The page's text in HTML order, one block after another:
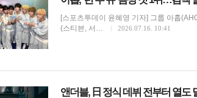
[스포츠투데이 윤혜영 기자] 그룹 아홉
(스티븐, 서…
2026.07.16. 10:41
앤더블, 日 정식 데뷔 전부터 열도